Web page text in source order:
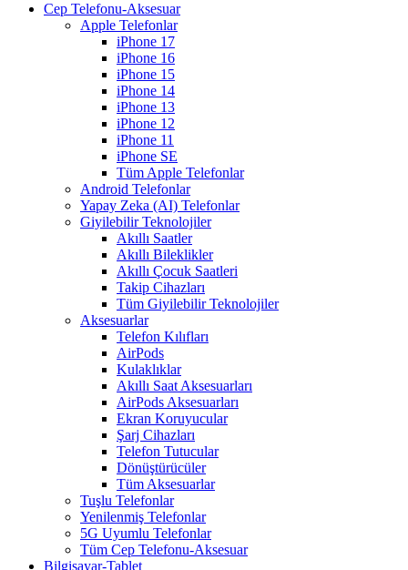
Cep Telefonu-Aksesuar
Apple Telefonlar
iPhone 17
iPhone 16
iPhone 15
iPhone 14
iPhone 13
iPhone 12
iPhone 11
iPhone SE
Tüm Apple Telefonlar
Android Telefonlar
Yapay Zeka (AI) Telefonlar
Giyilebilir Teknolojiler
Akıllı Saatler
Akıllı Bileklikler
Akıllı Çocuk Saatleri
Takip Cihazları
Tüm Giyilebilir Teknolojiler
Aksesuarlar
Telefon Kılıfları
AirPods
Kulaklıklar
Akıllı Saat Aksesuarları
AirPods Aksesuarları
Ekran Koruyucular
Şarj Cihazları
Telefon Tutucular
Dönüştürücüler
Tüm Aksesuarlar
Tuşlu Telefonlar
Yenilenmiş Telefonlar
5G Uyumlu Telefonlar
Tüm Cep Telefonu-Aksesuar
Bilgisayar-Tablet